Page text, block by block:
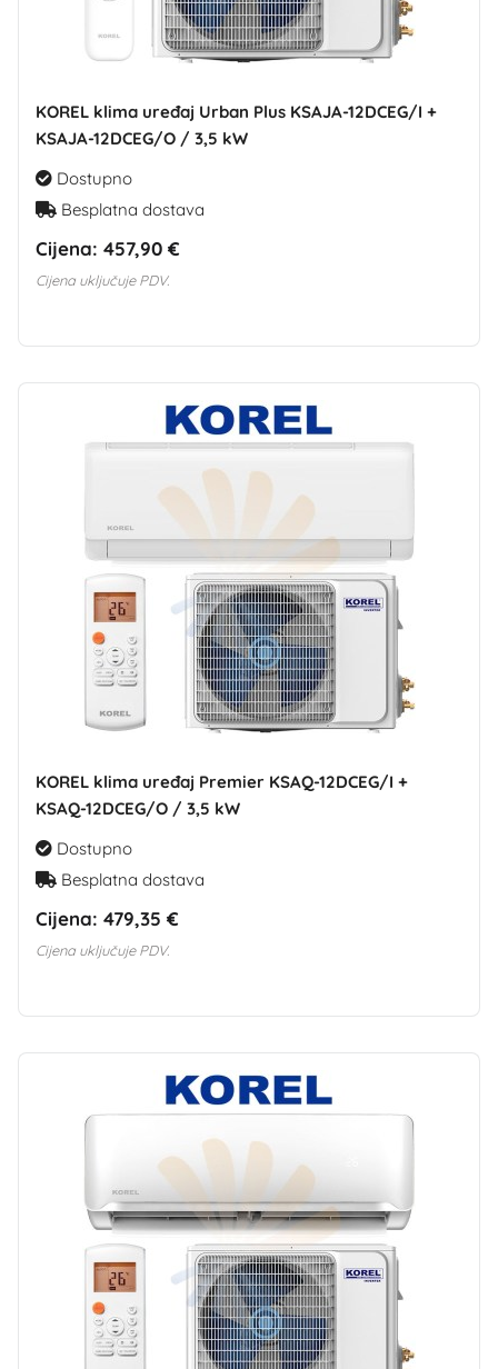
KOREL klima uređaj Urban Plus KSAJA-12DCEG/I +
KSAJA-12DCEG/O / 3,5 kW
Dostupno
Besplatna dostava
Cijena: 457,90 €
Cijena uključuje PDV.
KOREL klima uređaj Premier KSAQ-12DCEG/I +
KSAQ-12DCEG/O / 3,5 kW
Dostupno
Besplatna dostava
Cijena: 479,35 €
Cijena uključuje PDV.